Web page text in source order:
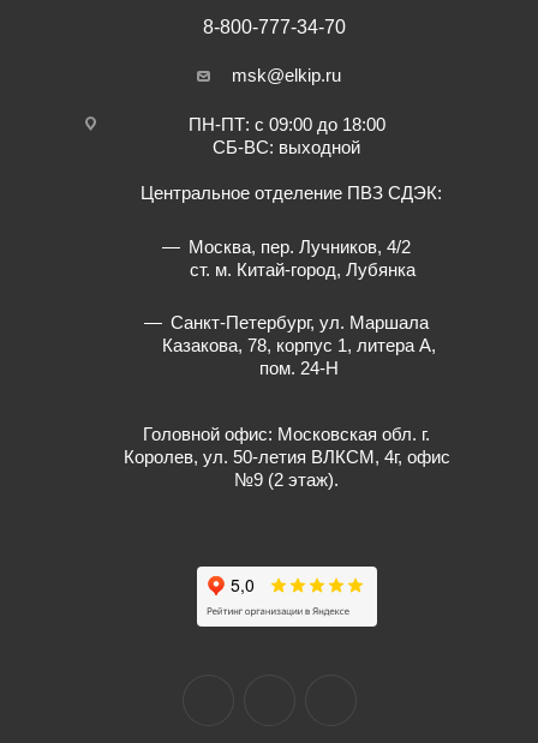
8-800-777-34-70
msk@elkip.ru
ПН-ПТ: с 09:00 до 18:00
СБ-ВС: выходной
Центральное отделение ПВЗ СДЭК:
Москва, пер. Лучников, 4/2
ст. м. Китай-город, Лубянка
Санкт-Петербург, ул. Маршала
Казакова, 78, корпус 1, литера А,
пом. 24-Н
Головной офис: Московская обл. г.
Королев, ул. 50-летия ВЛКСМ, 4г, офис
№9 (2 этаж).